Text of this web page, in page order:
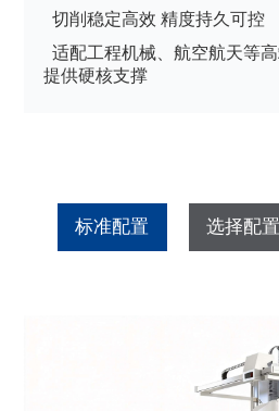
切削稳定高效 精度持久可控
适配工程机械、航空航天等
提供硬核支撑
标准配置 选择配置